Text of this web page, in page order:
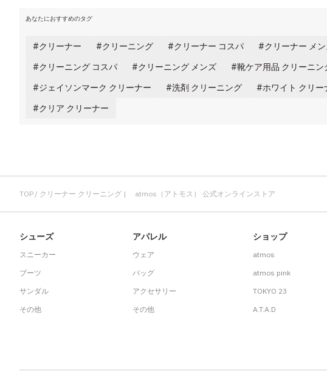
あなたにおすすめのタグ
クリーナー クリーニング クリーナー コスパ クリーナー メ
クリーニング コスパ
クリーニング メンズ 靴ケア用品 クリーニン
ジェイソンマーク クリーナー
洗剤 クリーニング ホワイト クリー
クリア クリーナー
TOP クリーナー クリーニング | atmos（アトモス） 公式オンラインストア
シューズ
スニーカー
ブーツ
サンダル
その他
アパレル
ウェア
バッグ
アクセサリー
その他
ショップ
atmos
atmos pink
TOKYO 23
A.T.A.D